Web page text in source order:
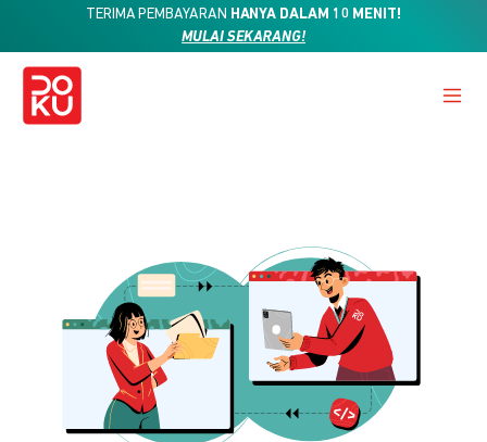
TERIMA PEMBAYARAN HANYA DALAM 10 MENIT!
MULAI SEKARANG!